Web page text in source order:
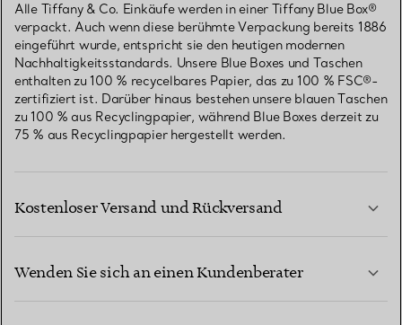
Alle Tiffany & Co. Einkäufe werden in einer Tiffany Blue Box®
verpackt. Auch wenn diese berühmte Verpackung bereits 1886
eingeführt wurde, entspricht sie den heutigen modernen
Nachhaltigkeitsstandards. Unsere Blue Boxes und Taschen
enthalten zu 100 % recycelbares Papier, das zu 100 % FSC®-
zertifiziert ist. Darüber hinaus bestehen unsere blauen Taschen
zu 100 % aus Recyclingpapier, während Blue Boxes derzeit zu
75 % aus Recyclingpapier hergestellt werden.
Kostenloser Versand und Rückversand
Wenden Sie sich an einen Kundenberater